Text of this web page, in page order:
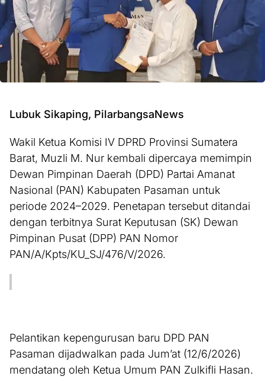
Lubuk Sikaping, PilarbangsaNews
Wakil Ketua Komisi IV DPRD Provinsi Sumatera
Barat, Muzli M. Nur kembali dipercaya memimpin
Dewan Pimpinan Daerah (DPD) Partai Amanat
Nasional (PAN) Kabupaten Pasaman untuk
periode 2024–2029. Penetapan tersebut ditandai
dengan terbitnya Surat Keputusan (SK) Dewan
Pimpinan Pusat (DPP) PAN Nomor
PAN/A/Kpts/KU_SJ/476/V/2026.
Pelantikan kepengurusan baru DPD PAN
Pasaman dijadwalkan pada Jum’at (12/6/2026)
mendatang oleh Ketua Umum PAN Zulkifli Hasan.